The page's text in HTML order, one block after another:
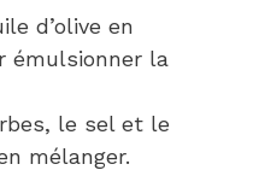
d’olive en
émulsionner la
le sel et le
mélanger.